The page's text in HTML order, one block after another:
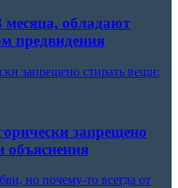
обладают
предвидения
запрещено стирать вещи:
запрещено
объяснения
но почему-то всегда от